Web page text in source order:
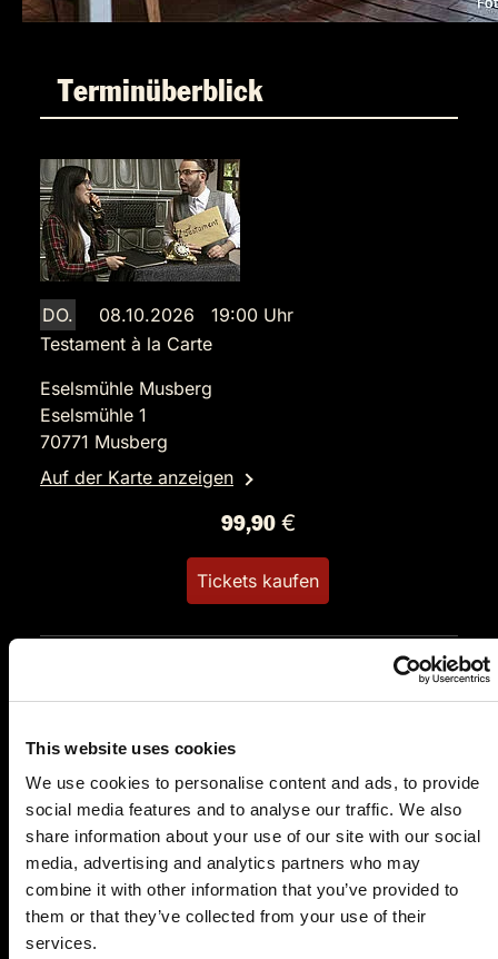
This website uses cookies
We use cookies to personalise content and ads, to provide
social media features and to analyse our traffic. We also
share information about your use of our site with our social
media, advertising and analytics partners who may
combine it with other information that you’ve provided to
them or that they’ve collected from your use of their
services.
Terminüberblick
DO.
08.10.2026 19:00 Uhr
Testament à la Carte
Eselsmühle Musberg
Eselsmühle 1
70771 Musberg
Auf der Karte anzeigen
99,90 €
Tickets kaufen
28.01.2027 19:00 Uhr
Blutbad im Gemeinderat
Eselsmühle Musberg
Eselsmühle 1
70771 Musberg